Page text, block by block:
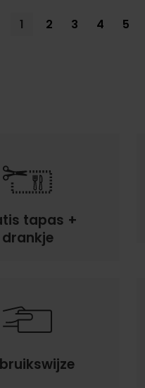
Current
1 Page
2 Page
3 Page
4 Page
5
tapas +
drankje